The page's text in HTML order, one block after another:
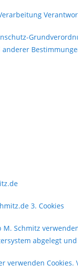
3. Cookies
Schmitz
abgelegt
Cookies.